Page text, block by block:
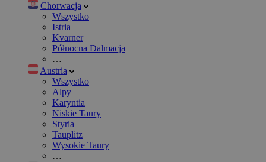
Chorwacja
Wszystko
Istria
Kvarner
Północna Dalmacja
…
Austria
Wszystko
Alpy
Karyntia
Niskie Taury
Styria
Tauplitz
Wysokie Taury
…